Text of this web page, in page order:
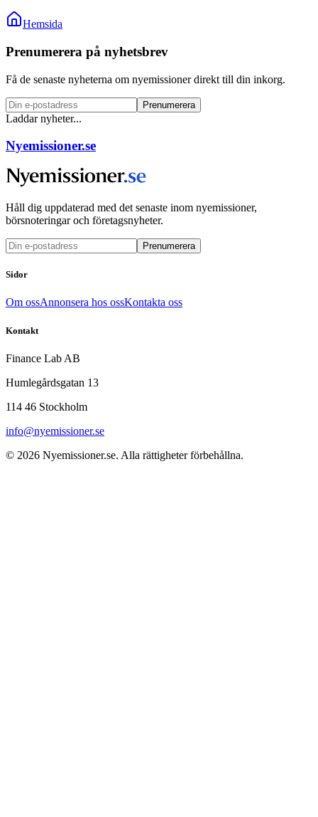
Hemsida
Prenumerera på nyhetsbrev
Få de senaste nyheterna om nyemissioner direkt till din inkorg.
Prenumerera
Laddar nyheter...
Nyemissioner.se
Håll dig uppdaterad med det senaste inom nyemissioner,
börsnoteringar och företagsnyheter.
Prenumerera
Sidor
Om ossAnnonsera hos ossKontakta oss
Kontakt
Finance Lab AB
Humlegårdsgatan 13
114 46 Stockholm
info@nyemissioner.se
© 2026 Nyemissioner.se. Alla rättigheter förbehållna.